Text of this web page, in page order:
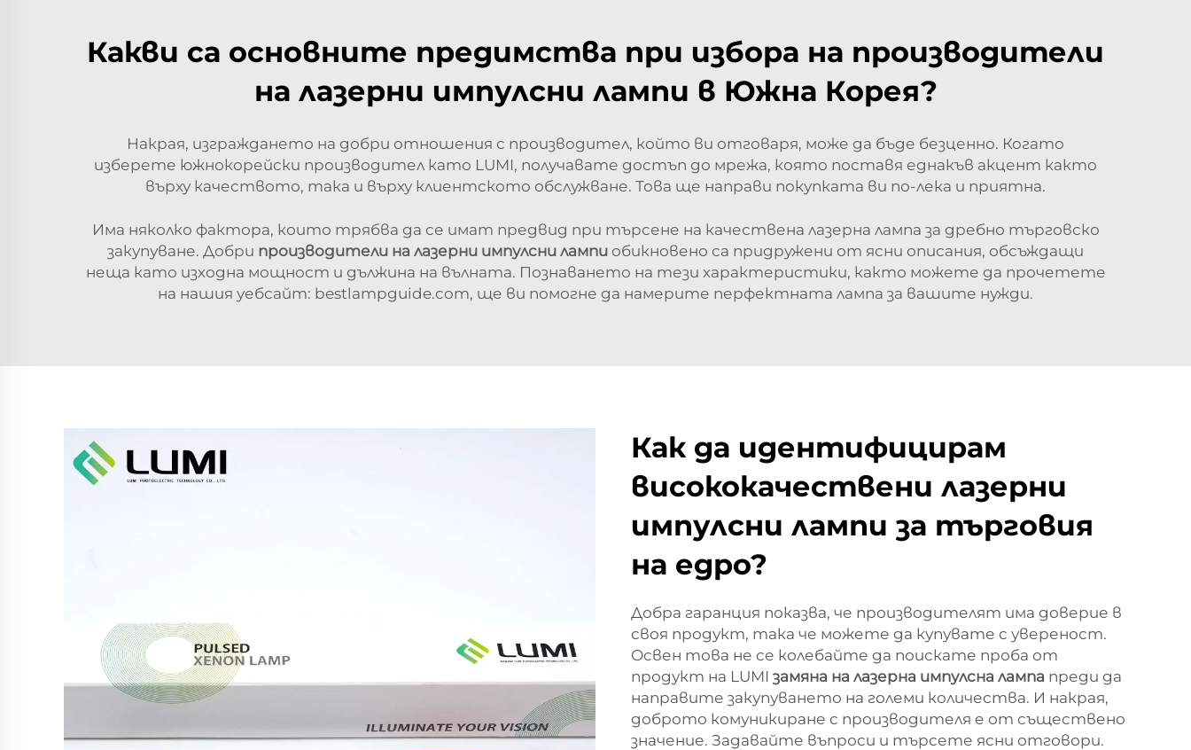
Какви са основните предимства при избора на производители
на лазерни импулсни лампи в Южна Корея?
Накрая, изграждането на добри отношения с производител, който ви отговаря, може да бъде безценно. Когато
изберете южнокорейски производител като LUMI, получавате достъп до мрежа, която поставя еднакъв акцент както
върху качеството, така и върху клиентското обслужване. Това ще направи покупката ви по-лека и приятна.
Има няколко фактора, които трябва да се имат предвид при търсене на качествена лазерна лампа за дребно търговско
закупуване. Добри производители на лазерни импулсни лампи обикновено са придружени от ясни описания, обсъждащи
неща като изходна мощност и дължина на вълната. Познаването на тези характеристики, както можете да прочетете
на нашия уебсайт: bestlampguide.com, ще ви помогне да намерите перфектната лампа за вашите нужди.
Как да идентифицирам
висококачествени лазерни
импулсни лампи за търговия
на едро?
Добра гаранция показва, че производителят има доверие в
своя продукт, така че можете да купувате с увереност.
Освен това не се колебайте да поискате проба от
продукт на LUMI замяна на лазерна импулсна лампа преди да
направите закупуването на големи количества. И накрая,
доброто комуникиране с производителя е от съществено
значение. Задавайте въпроси и търсете ясни отговори.